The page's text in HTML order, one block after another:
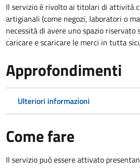
Il servizio è rivolto ai titolari di attività
artigianali (come negozi, laboratori o
necessità di avere uno spazio riservato
caricare e scaricare le merci in tutta
Approfondimenti
Ulteriori informazioni
Come fare
Il servizio può essere attivato